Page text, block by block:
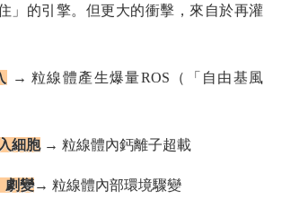
」的引擎。但更大的衝擊，來自於再灌
→ 粒線體產生爆量ROS（「自由基風
細胞→ 粒線體內鈣離子超載
劇變→ 粒線體內部環境驟變